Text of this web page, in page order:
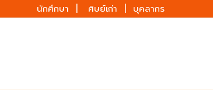
นักศึกษา | ศิษย์เก่า | บุคลากร